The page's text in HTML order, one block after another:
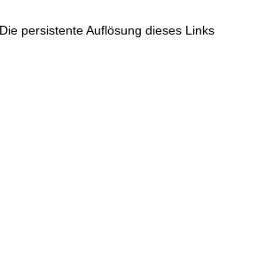
persistente Auflösung dieses Links